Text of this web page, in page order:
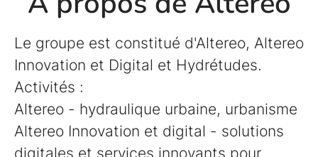
Le groupe est constitué d'Altereo, Altereo
Innovation et Digital et Hydrétudes.
Activités :
Altereo - hydraulique urbaine, urbanisme
Altereo Innovation et digital - solutions
digitales et services innovants pour